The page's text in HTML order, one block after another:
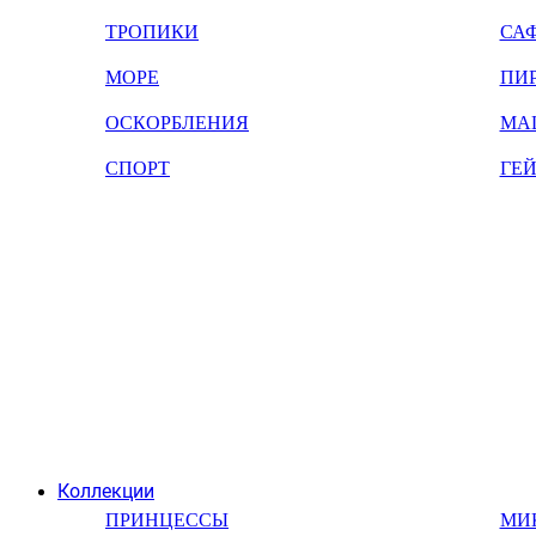
ТРОПИКИ
МОРЕ
ОСКОРБЛЕНИЯ
СПОРТ
Коллекции
ПРИНЦЕССЫ